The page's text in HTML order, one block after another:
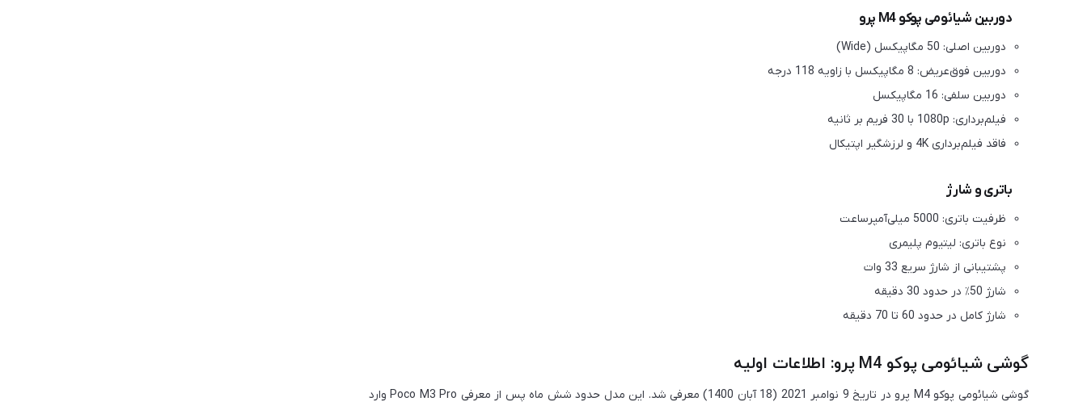
دوربین شیائومی پوکو M4 پرو
دوربین اصلی: 50 مگاپیکسل (Wide)
دوربین فوق‌عریض: 8 مگاپیکسل با زاویه 118 درجه
دوربین سلفی: 16 مگاپیکسل
فیلم‌برداری: 1080p با 30 فریم بر ثانیه
فاقد فیلم‌برداری 4K و لرزشگیر اپتیکال
باتری و شارژ
ظرفیت باتری: 5000 میلی‌آمپرساعت
نوع باتری: لیتیوم پلیمری
پشتیبانی از شارژ سریع 33 وات
شارژ 50٪ در حدود 30 دقیقه
شارژ کامل در حدود 60 تا 70 دقیقه
گوشی شیائومی پوکو M4 پرو: اطلاعات اولیه
گوشی شیائومی پوکو M4 پرو در تاریخ 9 نوامبر 2021 (18 آبان 1400) معرفی شد. این مدل حدود شش ماه پس از معرفی Poco M3 Pro وارد